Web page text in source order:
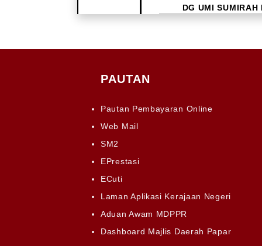
DG UMI
4
PAUTAN
Pautan Pembayaran Online
Web Mail
SM2
EPrestasi
ECuti
Laman Aplikasi Kerajaan Negeri
Aduan Awam MDPPR
Dashboard Majlis Daerah Papar